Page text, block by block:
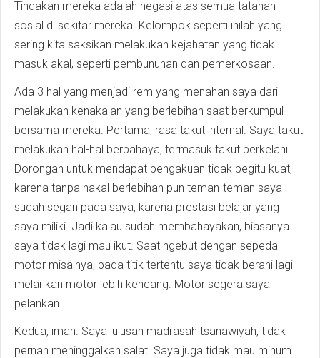
Tindakan mereka adalah negasi atas semua tatanan
sosial di sekitar mereka. Kelompok seperti inilah yang
sering kita saksikan melakukan kejahatan yang tidak
masuk akal, seperti pembunuhan dan pemerkosaan.
Ada 3 hal yang menjadi rem yang menahan saya dari
melakukan kenakalan yang berlebihan saat berkumpul
bersama mereka. Pertama, rasa takut internal. Saya takut
melakukan hal-hal berbahaya, termasuk takut berkelahi.
Dorongan untuk mendapat pengakuan tidak begitu kuat,
karena tanpa nakal berlebihan pun teman-teman saya
sudah segan pada saya, karena prestasi belajar yang
saya miliki. Jadi kalau sudah membahayakan, biasanya
saya tidak lagi mau ikut. Saat ngebut dengan sepeda
motor misalnya, pada titik tertentu saya tidak berani lagi
melarikan motor lebih kencang. Motor segera saya
pelankan.
Kedua, iman. Saya lulusan madrasah tsanawiyah, tidak
pernah meninggalkan salat. Saya juga tidak mau minum